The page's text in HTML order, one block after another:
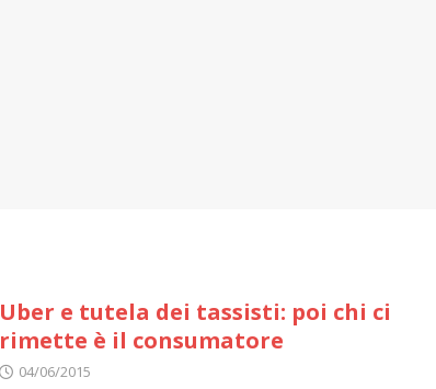
Uber e tutela dei tassisti: poi chi ci
rimette è il consumatore
04/06/2015